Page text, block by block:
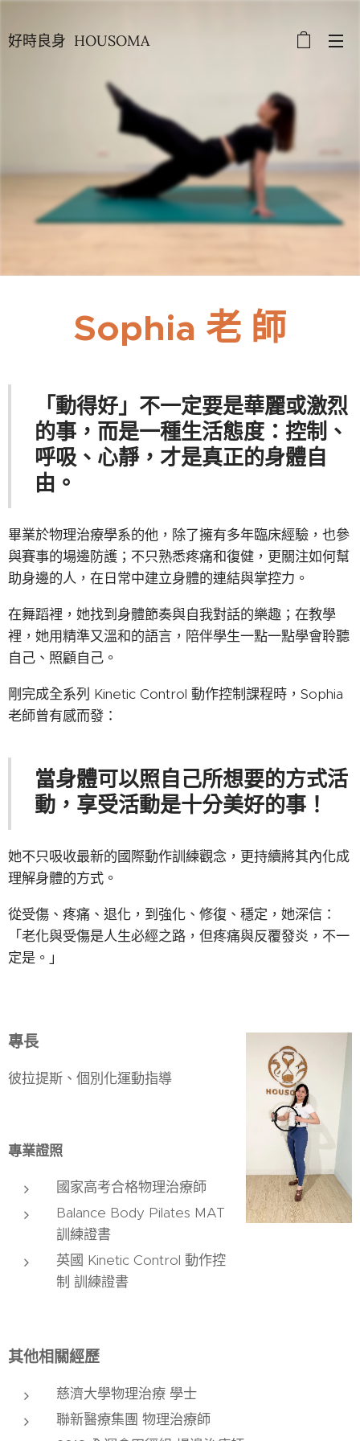
好時良身 HOUSOMA
Sophia 老 師
「動得好」不一定要是華麗或激烈
的事，而是一種生活態度：控制、
呼吸、心靜，才是真正的身體自
由。
畢業於物理治療學系的他，除了擁有多年臨床經驗，也參
與賽事的場邊防護；不只熟悉疼痛和復健，更關注如何幫
助身邊的人，在日常中建立身體的連結與掌控力。
在舞蹈裡，她找到身體節奏與自我對話的樂趣；在教學
裡，她用精準又溫和的語言，陪伴學生一點一點學會聆聽
自己、照顧自己。
剛完成全系列 Kinetic Control 動作控制課程時，Sophia
老師曾有感而發：
當身體可以照自己所想要的方式活
動，享受活動是十分美好的事！
她不只吸收最新的國際動作訓練觀念，更持續將其內化成
理解身體的方式。
從受傷、疼痛、退化，到強化、修復、穩定，她深信：
「老化與受傷是人生必經之路，但疼痛與反覆發炎，不一
定是。」
專長
彼拉提斯、個別化運動指導
專業證照
國家高考合格物理治療師
Balance Body Pilates MAT
訓練證書
英國 Kinetic Control 動作控
制 訓練證書
其他相關經歷
慈濟大學物理治療 學士
聯新醫療集團 物理治療師